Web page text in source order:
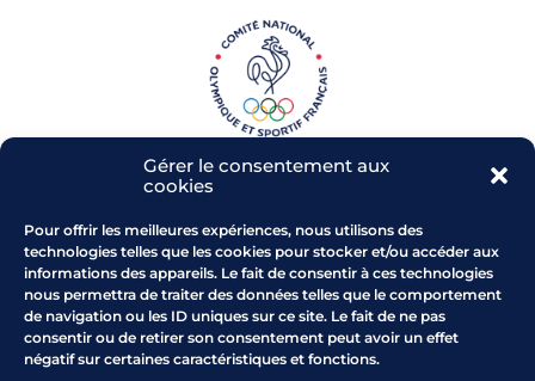
Gérer le consentement aux
cookies
Pour offrir les meilleures expériences, nous utilisons des
technologies telles que les cookies pour stocker et/ou accéder aux
informations des appareils. Le fait de consentir à ces technologies
nous permettra de traiter des données telles que le comportement
de navigation ou les ID uniques sur ce site. Le fait de ne pas
consentir ou de retirer son consentement peut avoir un effet
négatif sur certaines caractéristiques et fonctions.
Parc de l'Arbois - RD 543
13 480 CABRIES
Comment venir au CROS
Horaires : du lundi au vendredi